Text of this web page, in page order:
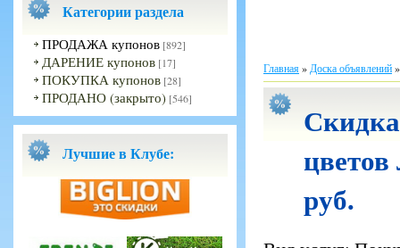
Категории раздела
ПРОДАЖА купонов [892]
ДАРЕНИЕ купонов [17]
ПОКУПКА купонов [28]
ПРОДАНО (закрыто) [546]
Лучшие в Клубе:
Главная» Доска объявлений
руб.